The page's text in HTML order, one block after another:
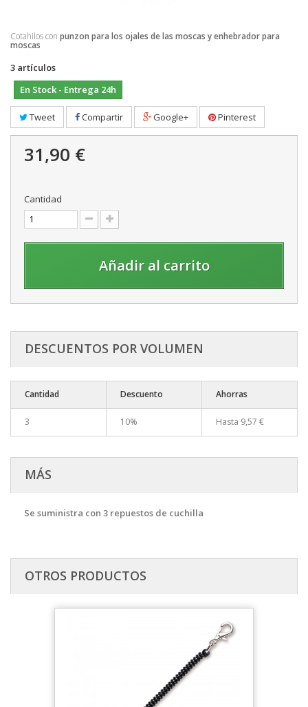
Cotahilos con punzon para los ojales de las moscas y enhebrador para
moscas
3 artículos
En Stock - Entrega 24h
Tweet Compartir Google+ Pinterest
31,90 €
Cantidad
Añadir al carrito
DESCUENTOS POR VOLUMEN
Cantidad Descuento Ahorras
3 10% Hasta 9,57 €
MÁS
Se suministra con 3 repuestos de cuchilla
OTROS PRODUCTOS